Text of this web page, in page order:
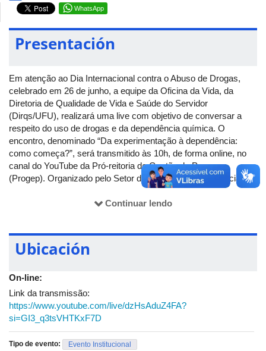
WhatsApp
Presentación
Em atenção ao Dia Internacional contra o Abuso de Drogas,
celebrado em 26 de junho, a equipe da Oficina da Vida, da
Diretoria de Qualidade de Vida e Saúde do Servidor
(Dirqs/UFU), realizará uma live com objetivo de conversar a
respeito do uso de drogas e da dependência química. O
encontro, denominado “Da experimentação à dependência:
como começa?”, será transmitido às 10h, de forma online, no
canal do YouTube da Pró-reitoria de Gestão de Pessoas
(Progep). Organizado pelo Setor de Atenção à Dependência
Química (Sadeq, mais conhecido como Oficina da Vida) da
universidade, a live contará com a presença da psicóloga Maria
Sadeq/Oficina da Vida é o setor responsável pelo acolhimento e
tratamento das servidoras e dos servidores usuários de álcool e
dependência química. Além disso, realiza também ações
educativas durante todo o ano visando a prevenção, a saúde e
o bem-estar dos servidores e das servidoras da UFU. Conheça
a Oficina da Vida: (34) 3225-8086 ou 8079
Continuar lendo
Ubicación
On-line:
Link da transmissão:
https://www.youtube.com/live/dzHsAduZ4FA?
si=GI3_q3tsVHTKxF7D
Tipo de evento: Evento Institucional